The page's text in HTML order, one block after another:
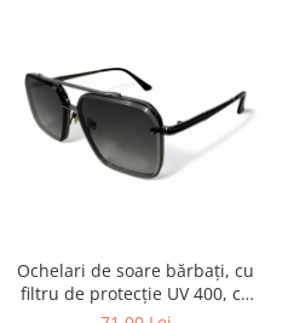
Ochelari de soare bărbați, cu
filtru de protecție UV 400, cu
toc cadou, OSB63